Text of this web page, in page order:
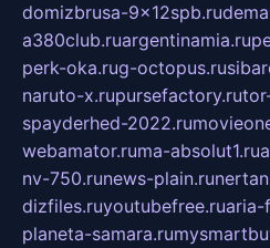
domizbrusa-9x12spb.ru
a380club.ruargentinamia.ru
perk-oka.rug-octopus.ru
naruto-x.rupursefactory.ru
spayderhed-2022.ru
webamator.ruma-absolut1.ru
nv-750.runews-plain.ru
dizfiles.ruyoutubefree.ruaria-
planeta-samara.ru